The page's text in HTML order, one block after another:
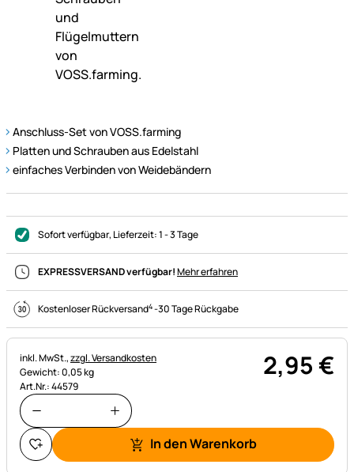
Anschluss-Set von VOSS.farming
Platten und Schrauben aus Edelstahl
einfaches Verbinden von Weidebändern
Sofort verfügbar, Lieferzeit:1 - 3 Tage
EXPRESSVERSAND verfügbar!Mehr erfahren
Kostenloser Rückversand4-30 Tage Rückgabe
Steuerhinweis:
inkl. MwSt.,zzgl. Versandkosten
Gewicht: 0,05 kg
Art.Nr.: 44579
2,95€
In den Warenkorb